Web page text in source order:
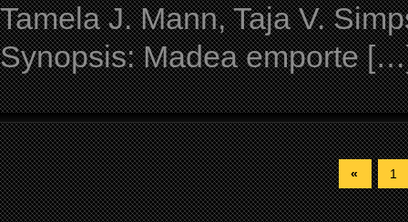
Tamela J. Mann, Taja V.
Synopsis: Madea emporte
« 1